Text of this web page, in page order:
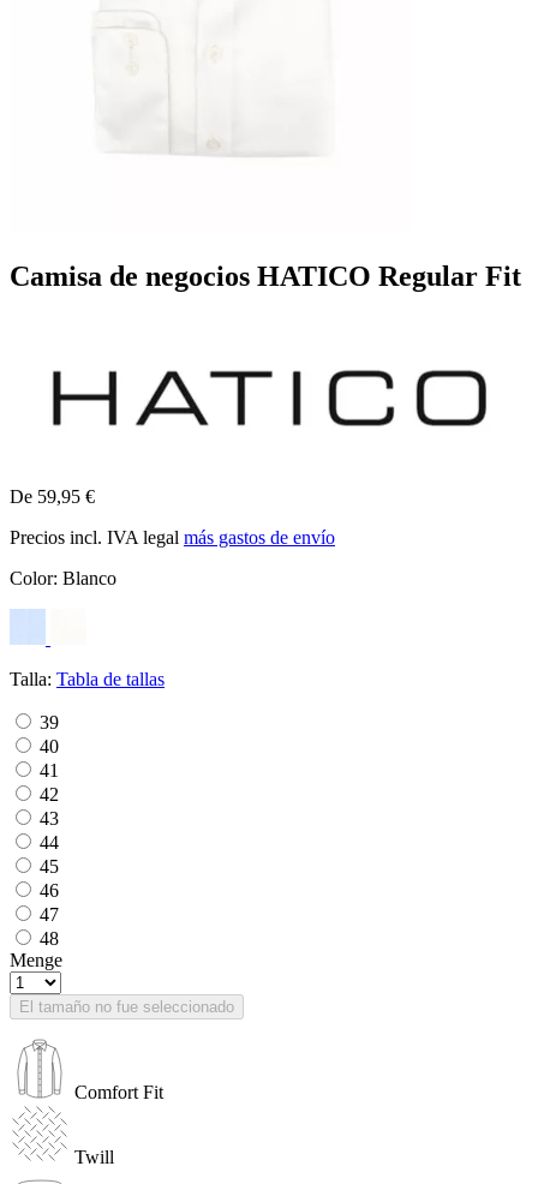
Camisa de negocios HATICO Regular Fit
De 59,95 €
Precios incl. IVA legal más gastos de envío
Color: Blanco
Talla: Tabla de tallas
39
40
41
42
43
44
45
46
47
48
Menge
El tamaño no fue seleccionado
Comfort Fit
Twill